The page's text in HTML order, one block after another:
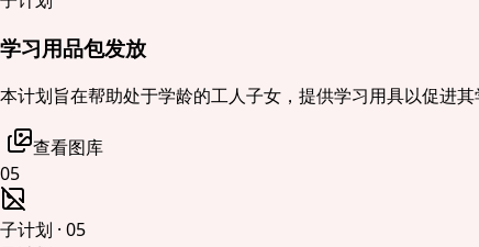
学习用品包发放
本计划旨在帮助处于学龄的工人子女，提供学习用具以促进
查看图库
05
子计划 · 05